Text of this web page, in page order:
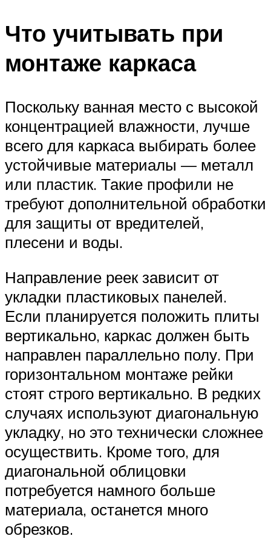
Что учитывать при
монтаже каркаса
Поскольку ванная место с высокой
концентрацией влажности, лучше
всего для каркаса выбирать более
устойчивые материалы — металл
или пластик. Такие профили не
требуют дополнительной обработки
для защиты от вредителей,
плесени и воды.
Направление реек зависит от
укладки пластиковых панелей.
Если планируется положить плиты
вертикально, каркас должен быть
направлен параллельно полу. При
горизонтальном монтаже рейки
стоят строго вертикально. В редких
случаях используют диагональную
укладку, но это технически сложнее
осуществить. Кроме того, для
диагональной облицовки
потребуется намного больше
материала, останется много
обрезков.